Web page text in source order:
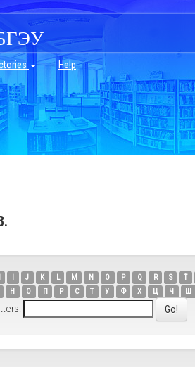
Help
I J K L M N O P Q R S T
Н О П Р С Т У Ф Х Ц Ч Ш